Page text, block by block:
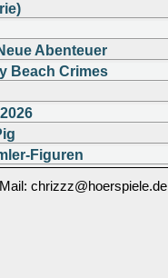
Abenteuer
Beach Crimes
Figuren
chrizzz@hoerspiele.de